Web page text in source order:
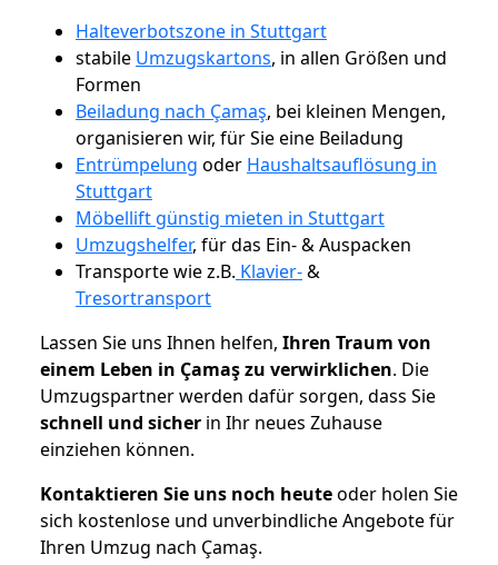
Halteverbotszone in Stuttgart
stabile Umzugskartons, in allen Größen und
Formen
Beiladung nach Çamaş, bei kleinen Mengen,
organisieren wir, für Sie eine Beiladung
Entrümpelung oder Haushaltsauflösung in
Stuttgart
Möbellift günstig mieten in Stuttgart
Umzugshelfer, für das Ein- & Auspacken
Transporte wie z.B. Klavier-&
Tresortransport
Lassen Sie uns Ihnen helfen, Ihren Traum von
einem Leben in Çamaş zu verwirklichen. Die
Umzugspartner werden dafür sorgen, dass Sie
schnell und sicher in Ihr neues Zuhause
einziehen können.
Kontaktieren Sie uns noch heuteoder holen Sie
sich kostenlose und unverbindliche Angebote für
Ihren Umzug nach Çamaş.